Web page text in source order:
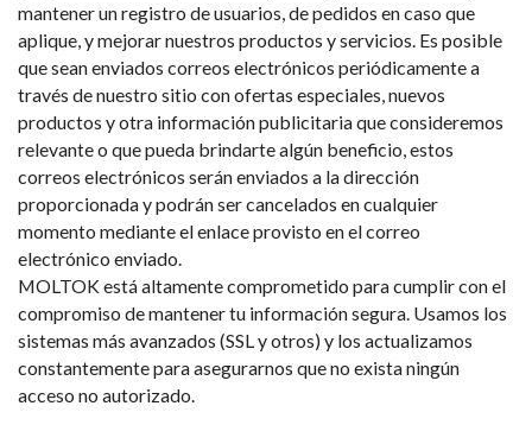
mantener un registro de usuarios, de pedidos en caso que
aplique, y mejorar nuestros productos y servicios. Es posible
que sean enviados correos electrónicos periódicamente a
través de nuestro sitio con ofertas especiales, nuevos
productos y otra información publicitaria que consideremos
relevante o que pueda brindarte algún beneficio, estos
correos electrónicos serán enviados a la dirección
proporcionada y podrán ser cancelados en cualquier
momento mediante el enlace provisto en el correo
electrónico enviado.
MOLTOK está altamente comprometido para cumplir con el
compromiso de mantener tu información segura. Usamos los
sistemas más avanzados (SSL y otros) y los actualizamos
constantemente para asegurarnos que no exista ningún
acceso no autorizado.